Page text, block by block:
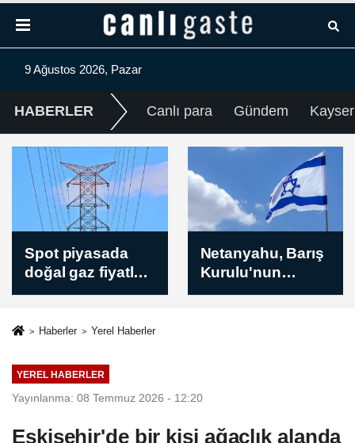
9 Ağustos 2026, Pazar
HABERLER Canlı para Gündem
Netanyahu, Barış
Kurulu'nun
açıkladığı
ateşkesin ikinci
reddettiklerini
açıkladı
Husiler, Yemen'in
güneybatısındaki
El-Muha bölgesini
Haberler Yerel Haberler
YEREL HABERLER
Yayınlanma: 08 Temmuz 2026 - 12:20
Eskişehir'de bir kişi ağaçlık alanda